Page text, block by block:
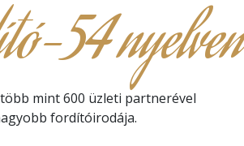
54 nyelven
mint 600 üzleti partnerével
fordítóirodája.